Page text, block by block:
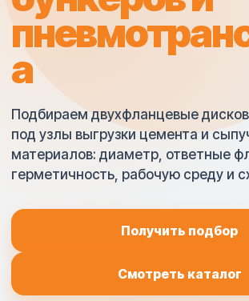
а
Подбираем двухфланцевые
под узлы выгрузки цемента и
материалов: диаметр, ответные
герметичность, рабочую среду и
Получить подбор
Смотреть каталог